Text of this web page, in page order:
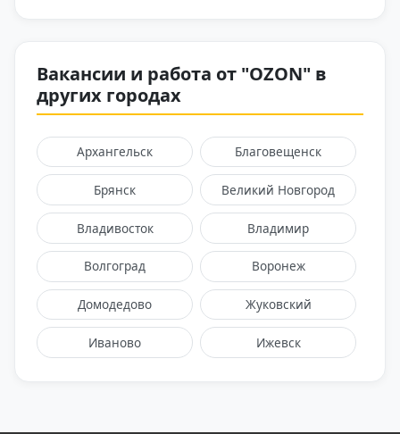
Вакансии и работа от "OZON" в
других городах
Архангельск Благовещенск
Брянск Великий Новгород
Владивосток Владимир
Волгоград Воронеж
Домодедово Жуковский
Иваново Ижевск